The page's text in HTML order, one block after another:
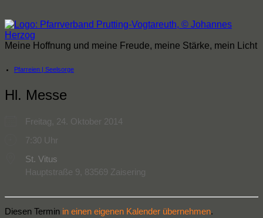
Inhalt
springen
Meine Hoffnung und meine Freude, meine Stärke, mein Licht
Pfarreien | Seelsorge
Hl. Messe
Freitag, 24. Oktober 2014
7:30 Uhr
St. Vitus
Hauptstraße 9, 83569 Zaisering
Diesen Termin in einen eigenen Kalender übernehmen.